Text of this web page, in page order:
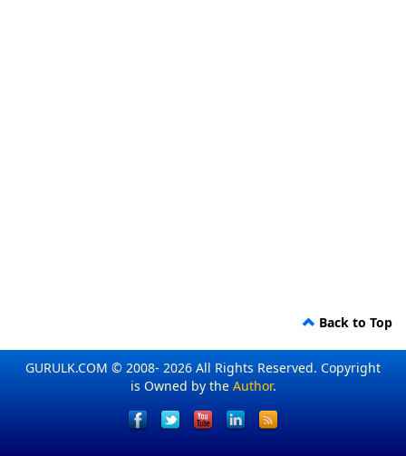
Back to Top
GURULK.COM © 2008- 2026 All Rights Reserved. Copyright
is Owned by the Author.